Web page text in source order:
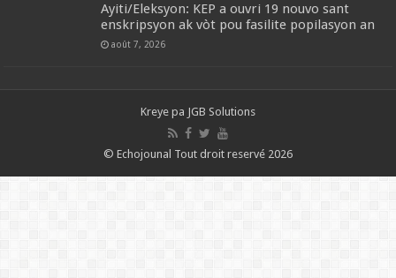
‎Ayiti/Eleksyon: KEP a ouvri 19 nouvo sant
enskripsyon ak vòt pou fasilite popilasyon an
août 7, 2026
Kreye pa JGB Solutions
© Echojounal Tout droit reservé 2026